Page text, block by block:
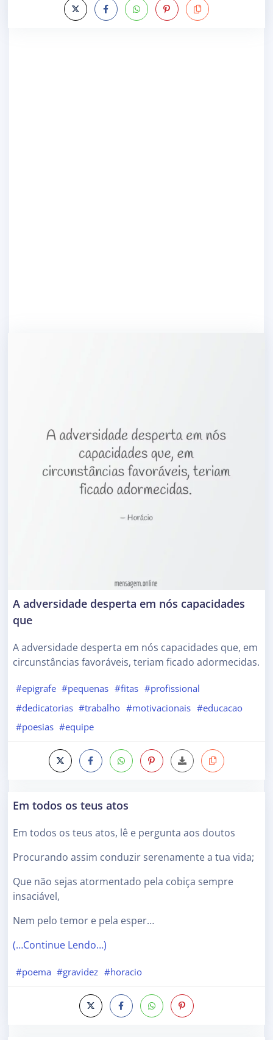
A adversidade desperta em nós capacidades
que
A adversidade desperta em nós capacidades que, em
circunstâncias favoráveis, teriam ficado adormecidas.
#epigrafe #pequenas #fitas #profissional
#dedicatorias #trabalho #motivacionais #educacao
#poesias #equipe
Em todos os teus atos
Em todos os teus atos, lê e pergunta aos doutos
Procurando assim conduzir serenamente a tua vida;
Que não sejas atormentado pela cobiça sempre
insaciável,
Nem pelo temor e pela esper…
(…Continue Lendo…)
#poema #gravidez #horacio